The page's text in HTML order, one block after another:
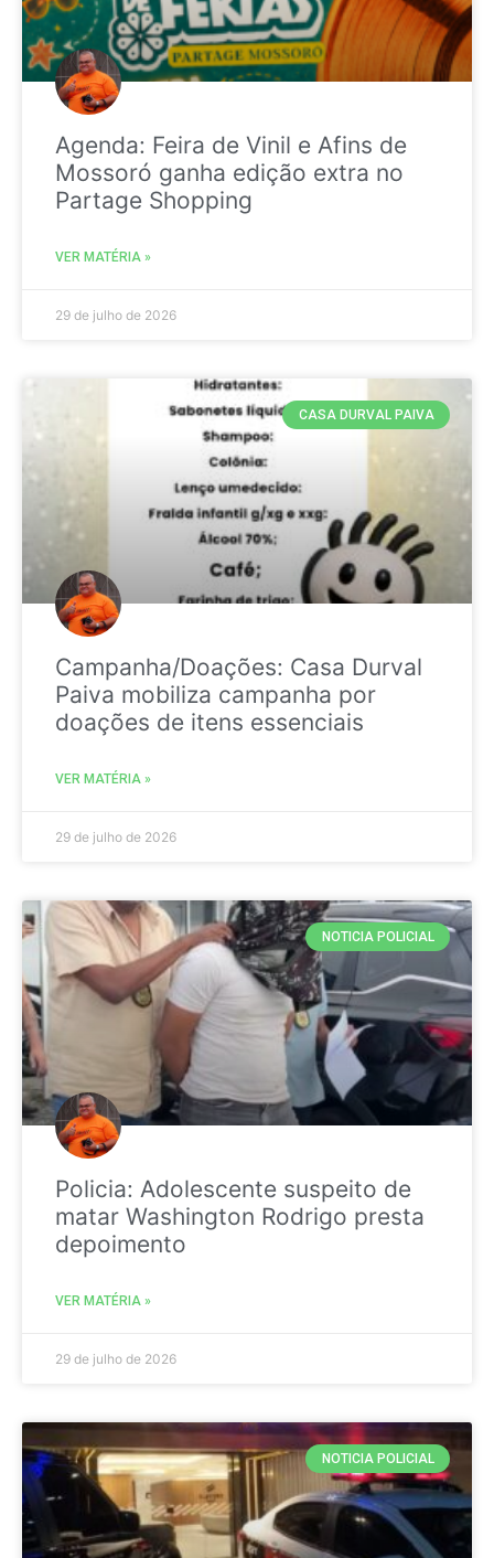
Agenda: Feira de Vinil e Afins de
Mossoró ganha edição extra no
Partage Shopping
VER MATÉRIA »
29 de julho de 2026
CASA DURVAL PAIVA
Campanha/Doações: Casa Durval
Paiva mobiliza campanha por
doações de itens essenciais
VER MATÉRIA »
29 de julho de 2026
NOTICIA POLICIAL
Policia: Adolescente suspeito de
matar Washington Rodrigo presta
depoimento
VER MATÉRIA »
29 de julho de 2026
NOTICIA POLICIAL